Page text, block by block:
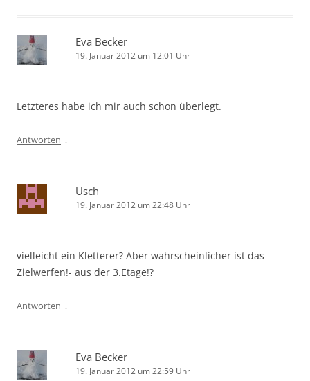
Eva Becker
19. Januar 2012 um 12:01 Uhr
Letzteres habe ich mir auch schon überlegt.
Antworten ↓
Usch
19. Januar 2012 um 22:48 Uhr
vielleicht ein Kletterer? Aber wahrscheinlicher ist das
Zielwerfen!- aus der 3.Etage!?
Antworten ↓
Eva Becker
19. Januar 2012 um 22:59 Uhr